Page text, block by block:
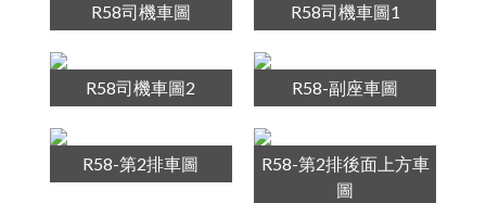
R58司機車圖 R58司機車圖1
R58司機車圖2 R58-副座車圖
R58-第2排車圖
R58-第2排後面上方車
圖